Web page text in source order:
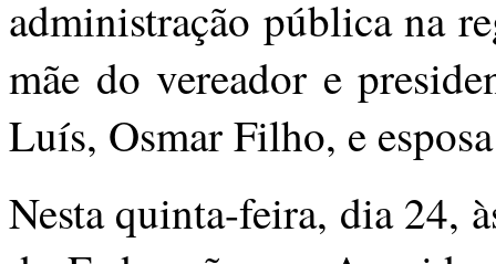
administração pública na
mãe do vereador e
Luís, Osmar Filho, e
Nesta quinta-feira, dia 24,